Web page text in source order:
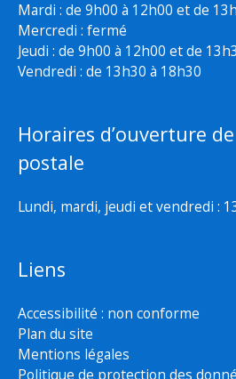
Mardi : de 9h00 à 12h00 et de
Mercredi : fermé
Jeudi : de 9h00 à 12h00 et de
Vendredi : de 13h30 à 18h30
Horaires d’ouverture de
postale
Lundi, mardi, jeudi et vendredi :
Liens
Accessibilité : non conforme
Plan du site
Mentions légales
Politique de protection des